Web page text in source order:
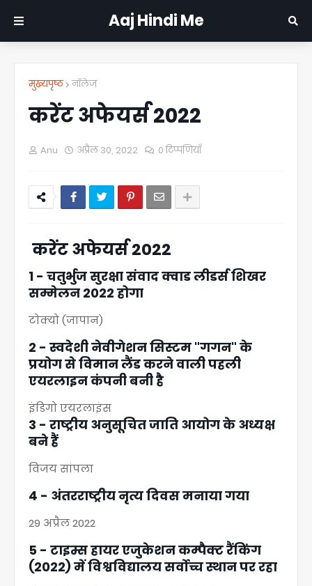
Aaj Hindi Me
मुख्यपृष्ठ नॉलेज
करेंट अफेयर्स 2022
Anu अप्रैल 30, 2022 0 टिप्पणियाँ
करेंट अफेयर्स 2022
1 - चतुर्भुज सुरक्षा संवाद क्वाड लीडर्स शिखर
सम्मेलन 2022 होगा
टोक्यो (जापान)
2 - स्वदेशी नेवीगेशन सिस्टम "गगन" के
प्रयोग से विमान लैंड करने वाली पहली
एयरलाइन कंपनी बनी है
इंडिगो एयरलाइंस
3 - राष्ट्रीय अनुसूचित जाति आयोग के अध्यक्ष
बने हैं
विजय सांपला
4 - अंतरराष्ट्रीय नृत्य दिवस मनाया गया
29 अप्रैल 2022
5 - टाइम्स हायर एजुकेशन कम्पैक्ट रैंकिंग
(2022) में विश्वविद्यालय सर्वोच्च स्थान पर रहा